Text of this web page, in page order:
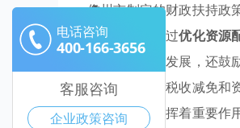
儋州市制定的财政扶持政
的核心在于通过优化资源
注传统产业的发展，还
政策扶持
，如税收减免
务质量方面发挥着重要作
电话咨询
400-166-3656
客服咨询
企业政策咨询